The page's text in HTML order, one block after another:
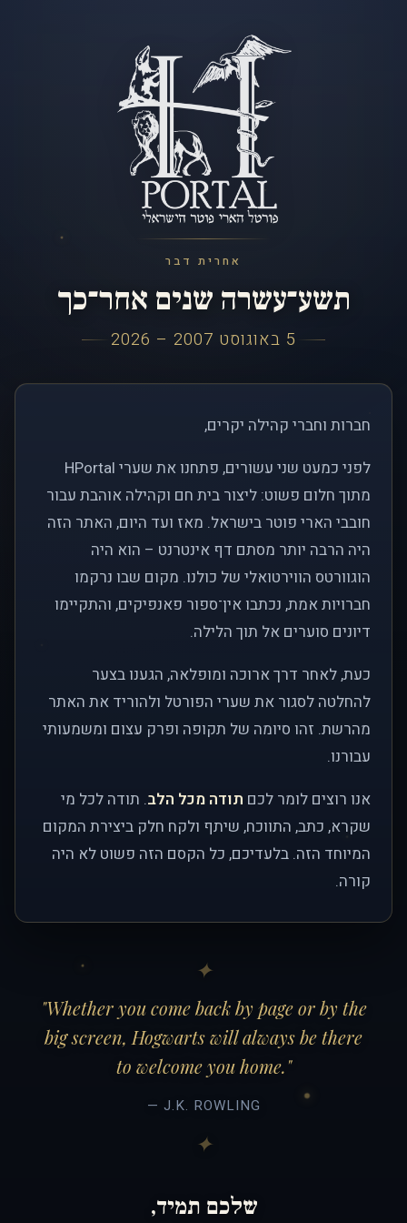
אחרית דבר
תשע־עשרה שנים אחר־כך
5 באוגוסט 2007 – 2026
חברות וחברי קהילה יקרים,
לפני כמעט שני עשורים, פתחנו את שערי HPortal
מתוך חלום פשוט: ליצור בית חם וקהילה אוהבת עבור
חובבי הארי פוטר בישראל. מאז ועד היום, האתר הזה
היה הרבה יותר מסתם דף אינטרנט – הוא היה
הוגוורטס הווירטואלי של כולנו. מקום שבו נרקמו
חברויות אמת, נכתבו אין־ספור פאנפיקים, והתקיימו
דיונים סוערים אל תוך הלילה.
כעת, לאחר דרך ארוכה ומופלאה, הגענו בצער
להחלטה לסגור את שערי הפורטל ולהוריד את האתר
מהרשת. זהו סיומה של תקופה ופרק עצום ומשמעותי
עבורנו.
אנו רוצים לומר לכם תודה מכל הלב. תודה לכל מי
שקרא, כתב, התווכח, שיתף ולקח חלק ביצירת המקום
המיוחד הזה. בלעדיכם, כל הקסם הזה פשוט לא היה
קורה.
"Whether you come back by page or by the
big screen, Hogwarts will always be there
to welcome you home."
— J.K. ROWLING
שלכם תמיד,